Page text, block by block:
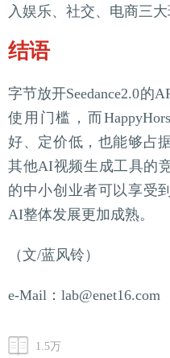
入娱乐、社交、电商三
结语
字节放开Seedance2.0的
使用门槛，而
好、定价低，也能够占
其他AI视频生成工具的
的中小创业者可以享受
AI整体发展更加成熟。
（文/蓝风铃）
e-Mail：lab@enet16.com
1.5万